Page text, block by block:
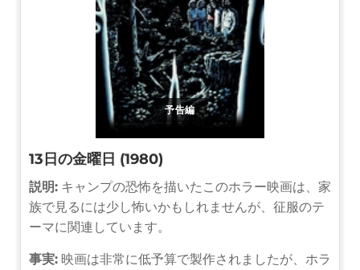
予告編
13日の金曜日 (1980)
説明: キャンプの恐怖を描いたこのホラー映画は、家
族で見るには少し怖いかもしれませんが、征服のテ
ーマに関連しています。
事実: 映画は非常に低予算で製作されましたが、ホラ